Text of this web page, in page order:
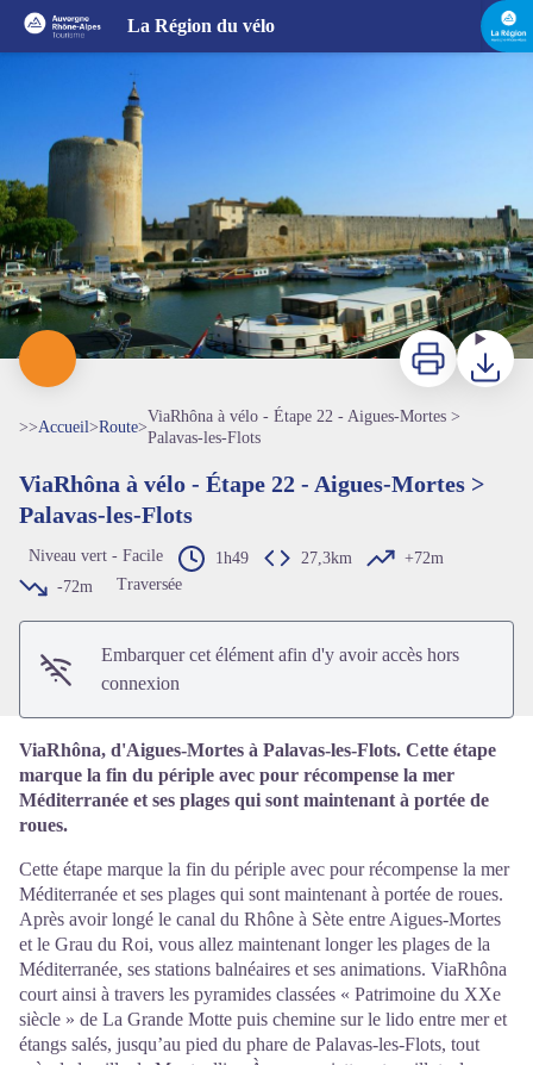
La Région du vélo
Voir l'image en plein écran
Imprimer
>>Accueil>Route>
ViaRhôna à vélo - Étape 22 - Aigues-Mortes >
Palavas-les-Flots
ViaRhôna à vélo - Étape 22 - Aigues-Mortes >
Palavas-les-Flots
Niveau vert - Facile 1h49 27,3km
+72m
-72m
Traversée
Embarquer cet élément afin d'y avoir accès hors
connexion
ViaRhôna, d'Aigues-Mortes à Palavas-les-Flots. Cette étape
marque la fin du périple avec pour récompense la mer
Méditerranée et ses plages qui sont maintenant à portée de
roues.
Cette étape marque la fin du périple avec pour récompense la mer
Méditerranée et ses plages qui sont maintenant à portée de roues.
Après avoir longé le canal du Rhône à Sète entre Aigues-Mortes
et le Grau du Roi, vous allez maintenant longer les plages de la
Méditerranée, ses stations balnéaires et ses animations. ViaRhôna
court ainsi à travers les pyramides classées « Patrimoine du XXe
siècle » de La Grande Motte puis chemine sur le lido entre mer et
étangs salés, jusqu’au pied du phare de Palavas-les-Flots, tout